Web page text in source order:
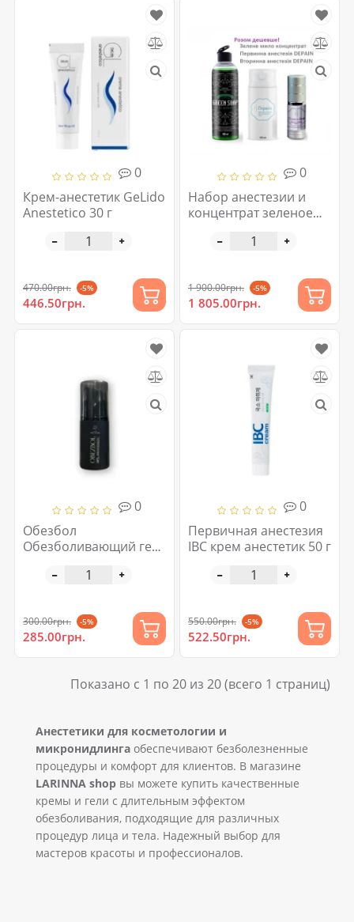
0
Крем-анестетик GeLido
Anestetico 30 г
470.00грн. -5%
446.50грн.
0
Набор анестезии и
концентрат зеленое
1 900.00грн. -5%
1 805.00грн.
0
Обезбол
Обезболивающий гель
300.00грн. -5%
285.00грн.
0
Первичная анестезия
IBC крем анестетик 50 г
550.00грн. -5%
522.50грн.
Показано с 1 по 20 из 20 (всего 1 страниц)
Анестетики для косметологии и
микронидлинга обеспечивают безболезненные
процедуры и комфорт для клиентов. В магазине
LARINNA shop вы можете купить качественные
кремы и гели с длительным эффектом
обезболивания, подходящие для различных
процедур лица и тела. Надежный выбор для
мастеров красоты и профессионалов.